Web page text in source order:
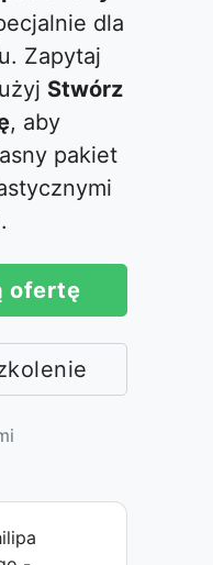
dla
Zapytaj
Stwórz
, aby
pakiet
ofertę